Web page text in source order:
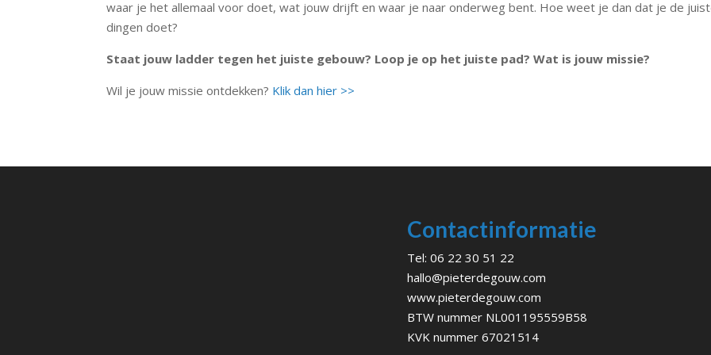
waar je het allemaal voor doet, wat jouw drijft en waar je naar onderweg bent. Hoe weet je dan dat je de
dingen doet?
Staat jouw ladder tegen het juiste gebouw? Loop je op het juiste pad? Wat is jouw missie?
Wil je jouw missie ontdekken? Klik dan hier >>
Contactinformatie
Tel: 06 22 30 51 22
hallo@pieterdegouw.com
www.pieterdegouw.com
BTW nummer NL001195559B58
KVK nummer 67021514